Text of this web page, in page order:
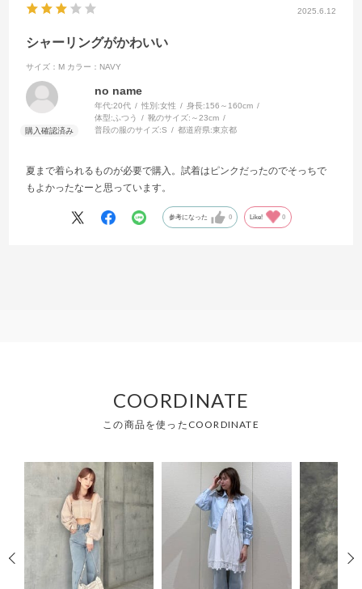
2025.6.12
シャーリングがかわいい
サイズ：M カラー：NAVY
no name
年代:20代 性別:女性 身長:156～160cm
体型: ふつう 靴のサイズ: ～23cm
普段の服のサイズ:S 都道府県:東京都
夏まで着られるものが必要で購入。試着はピンクだったのでそっちで
もよかったなーと思っています。
参考になった 0 Like! 0
COORDINATE
この商品を使ったCOORDINATE